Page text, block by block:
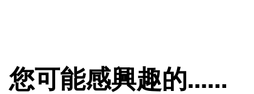
您可能感興趣的...…